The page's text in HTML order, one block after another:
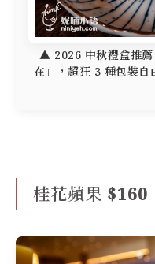
▲ 2026 中秋禮盒推薦
在」，超狂 3 種包裝
桂花蘋果 $160